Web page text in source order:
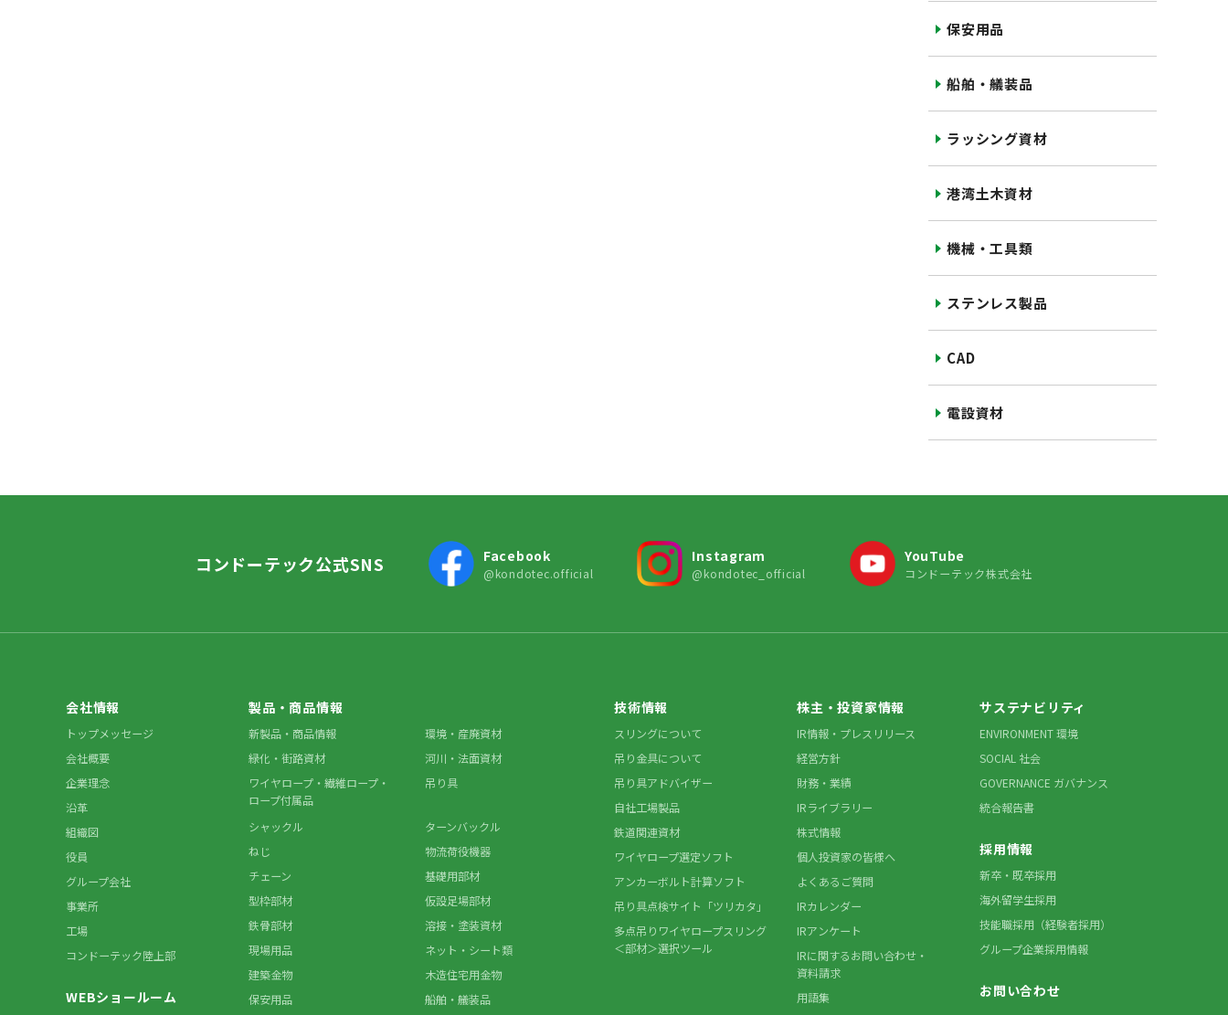
保安用品
船舶・艤装品
ラッシング資材
港湾土木資材
機械・工具類
ステンレス製品
CAD
電設資材
コンドーテック公式SNS Facebook
@kondotec.official
Instagram
@kondotec_official
YouTube
コンドーテック株式会社
会社情報
トップメッセージ
会社概要
企業理念
沿革
組織図
役員
グループ会社
事業所
工場
コンドーテック陸上部
WEBショールーム
製品・商品情報
新製品・商品情報
環境・産廃資材
緑化・街路資材
河川・法面資材
ワイヤロープ・繊維ロープ・
ロープ付属品
吊り具
シャックル
ターンバックル
ねじ
物流荷役機器
チェーン
基礎用部材
型枠部材
仮設足場部材
鉄骨部材
溶接・塗装資材
現場用品
ネット・シート類
建築金物
木造住宅用金物
保安用品
船舶・艤装品
技術情報
スリングについて
吊り金具について
吊り具アドバイザー
自社工場製品
鉄道関連資材
ワイヤロープ選定ソフト
アンカーボルト計算ソフト
吊り具点検サイト「ツリカタ」
多点吊りワイヤロープスリング
＜部材＞選択ツール
株主・投資家情報
IR情報・プレスリリース
経営方針
財務・業績
IRライブラリー
株式情報
個人投資家の皆様へ
よくあるご質問
IRカレンダー
IRアンケート
IRに関するお問い合わせ・
資料請求
用語集
サステナビリティ
ENVIRONMENT 環境
SOCIAL 社会
GOVERNANCE ガバナンス
統合報告書
採用情報
新卒・既卒採用
海外留学生採用
技能職採用（経験者採用）
グループ企業採用情報
お問い合わせ